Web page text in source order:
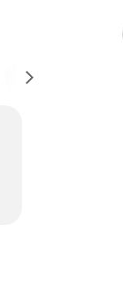
Экономика и финансы